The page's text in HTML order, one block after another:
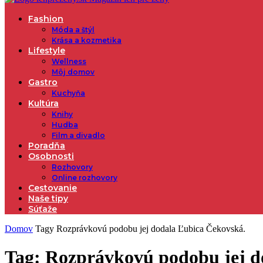
Fashion
Móda a štýl
Krása a kozmetika
Lifestyle
Wellness
Môj domov
Gastro
Kuchyňa
Kultúra
Knihy
Hudba
Film a divadlo
Poradňa
Osobnosti
Rozhovory
Online rozhovory
Cestovanie
Naše tipy
Súťaže
Domov Tagy Rozprávkovú podobu jej dodala Ľubica Čekovská.
Tag: Rozprávkovú podobu jej